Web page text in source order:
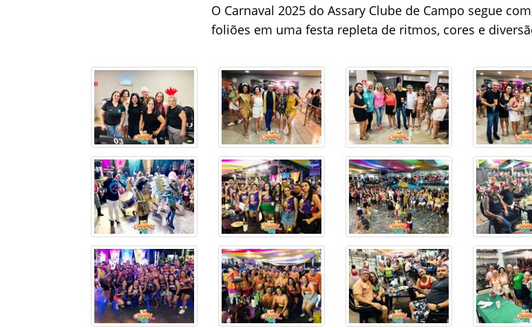
O Carnaval 2025 do Assary Clube de Campo segue
foliões em uma festa repleta de ritmos, cores e